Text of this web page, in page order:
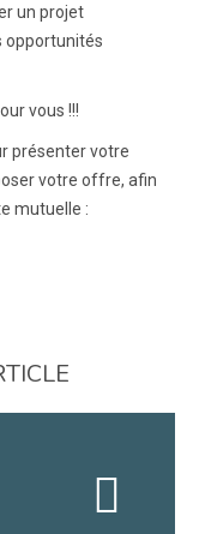
un projet
opportunités
vous !!!
présenter votre
votre offre, afin
mutuelle :